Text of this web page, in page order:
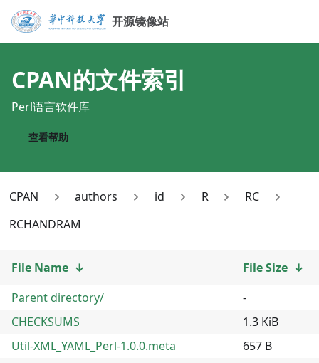
开源镜像站
CPAN的文件索引
Perl语言软件库
查看帮助
CPAN authors id R
RC
RCHANDRAM
File Name ↓ File Size ↓
Parent directory/
-
CHECKSUMS
1.3 KiB
Util-XML_YAML_Perl-1.0.0.meta
657 B